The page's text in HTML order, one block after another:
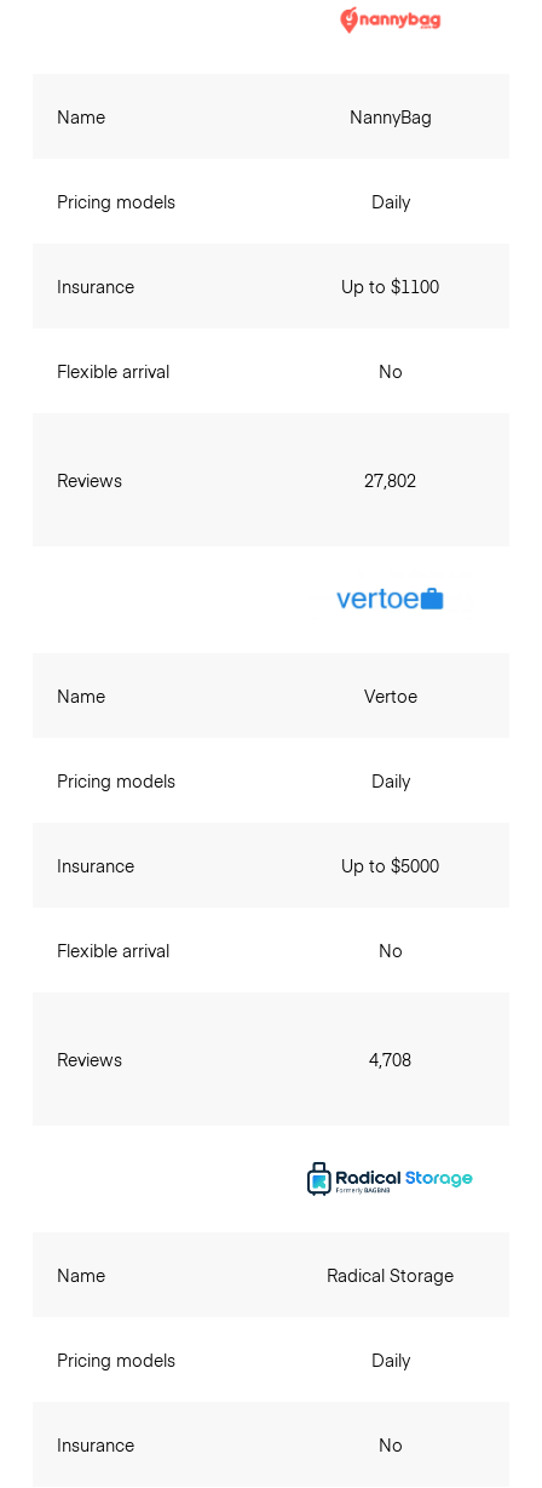
Name
Pricing models
Insurance
Flexible arrival
Reviews
NannyBag
Daily
Up to $1100
No
27,802
Name
Pricing models
Insurance
Flexible arrival
Reviews
Vertoe
Daily
Up to $5000
No
4,708
Name
Pricing models
Insurance
Radical Storage
Daily
No